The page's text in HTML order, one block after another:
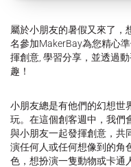
屬於小朋友的暑假又來了，
名參加MakerBay為您精心
揮創意, 學習分享，並透過
趣！
小朋友總是有他們的幻想世
玩。在這個創客週中，我們
與小朋友一起發揮創意，共
演任何人或任何想像到的角
色，想扮演一隻動物或卡通